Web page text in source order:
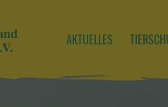
AKTUELLES